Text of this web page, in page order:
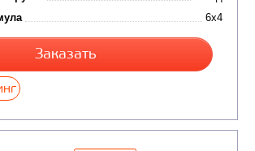
Узнать цену
КАМАЗ-65115 В НАЛИЧИИ